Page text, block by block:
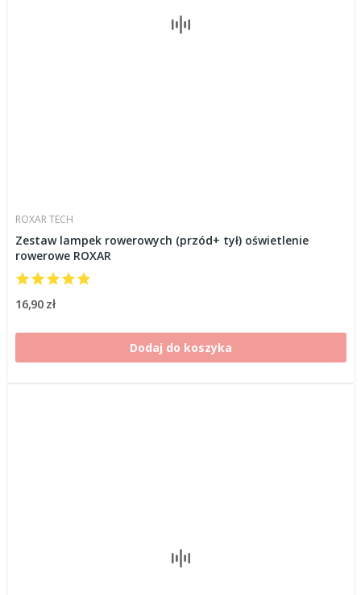
ROXAR TECH
Zestaw lampek rowerowych (przód+ tył) oświetlenie
rowerowe ROXAR
16,90 zł
Dodaj do koszyka